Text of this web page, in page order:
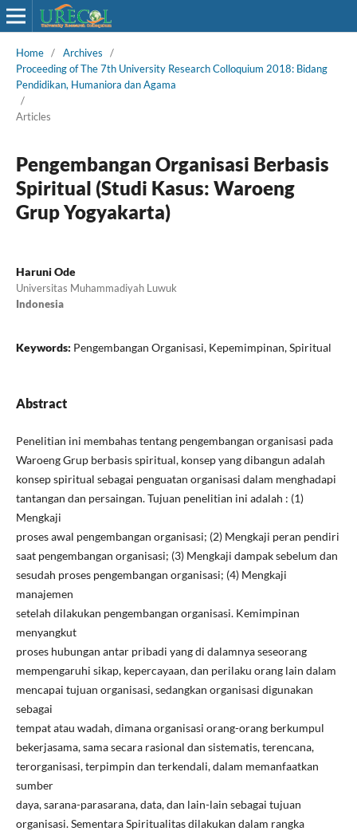
Home / Archives
/
Proceeding of The 7th University Research Colloquium 2018: Bidang
Pendidikan, Humaniora dan Agama
/
Articles
Pengembangan Organisasi Berbasis
Spiritual (Studi Kasus: Waroeng
Grup Yogyakarta)
Haruni Ode
Universitas Muhammadiyah Luwuk
Indonesia
Keywords: Pengembangan Organisasi, Kepemimpinan, Spiritual
Abstract
Penelitian ini membahas tentang pengembangan organisasi pada
Waroeng Grup berbasis spiritual, konsep yang dibangun adalah
konsep spiritual sebagai penguatan organisasi dalam menghadapi
tantangan dan persaingan. Tujuan penelitian ini adalah : (1)
Mengkaji
proses awal pengembangan organisasi; (2) Mengkaji peran pendiri
saat pengembangan organisasi; (3) Mengkaji dampak sebelum dan
sesudah proses pengembangan organisasi; (4) Mengkaji
manajemen
setelah dilakukan pengembangan organisasi. Kemimpinan
menyangkut
proses hubungan antar pribadi yang di dalamnya seseorang
mempengaruhi sikap, kepercayaan, dan perilaku orang lain dalam
mencapai tujuan organisasi, sedangkan organisasi digunakan
sebagai
tempat atau wadah, dimana organisasi orang-orang berkumpul
bekerjasama, sama secara rasional dan sistematis, terencana,
terorganisasi, terpimpin dan terkendali, dalam memanfaatkan
sumber
daya, sarana-parasarana, data, dan lain-lain sebagai tujuan
organisasi. Sementara Spiritualitas dilakukan dalam rangka